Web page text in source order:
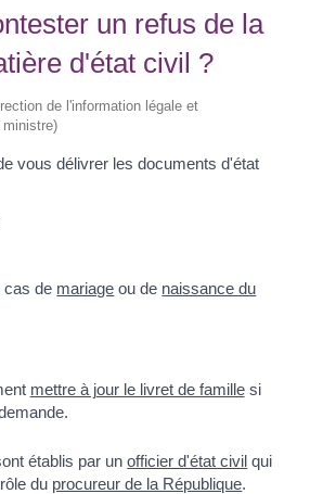
un refus de la
d'état civil ?
de l'information légale et
vous délivrer les documents d'état
cas de mariage ou de naissance du
mettre à jour le livret de famillesi
établis par unofficier d'état civil qui
du procureur de la République.